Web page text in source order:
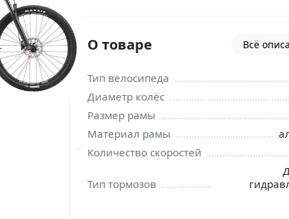
О товаре Всё
Тип велосипеда
Диаметр колёс
Размер рамы
Материал рамы
Количество скоростей
Тип тормозов